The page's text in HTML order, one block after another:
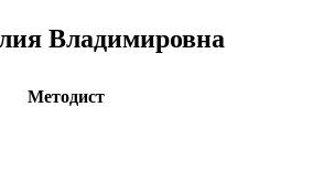
Владимировна
Методист